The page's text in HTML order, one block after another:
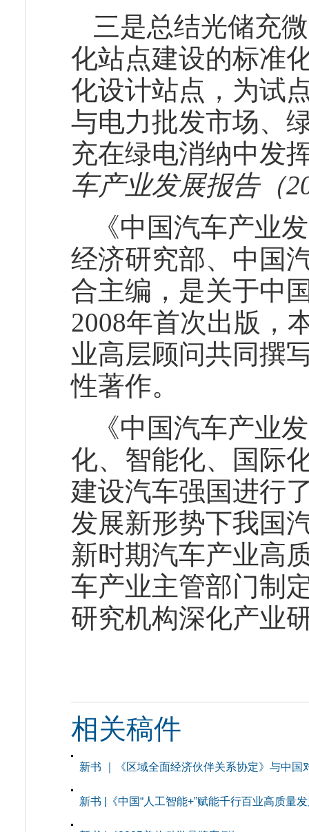
三是总结光储充
化站点建设的标准
化设计站点，为试
与电力批发市场、
充在绿电消纳中发
车产业发展报告（
《中国汽车产业
经济研究部、中国
合主编，是关于中
2008年首次出版，
业高层顾问共同撰
性著作。
《中国汽车产业
化、智能化、国际
建设汽车强国进行
发展新形势下我国
新时期汽车产业高
车产业主管部门制
研究机构深化产业
相关稿件
新书 ｜《区域全面经济伙伴关系协定》与中国
新书 |《中国“人工智能+”赋能千行百业高质量